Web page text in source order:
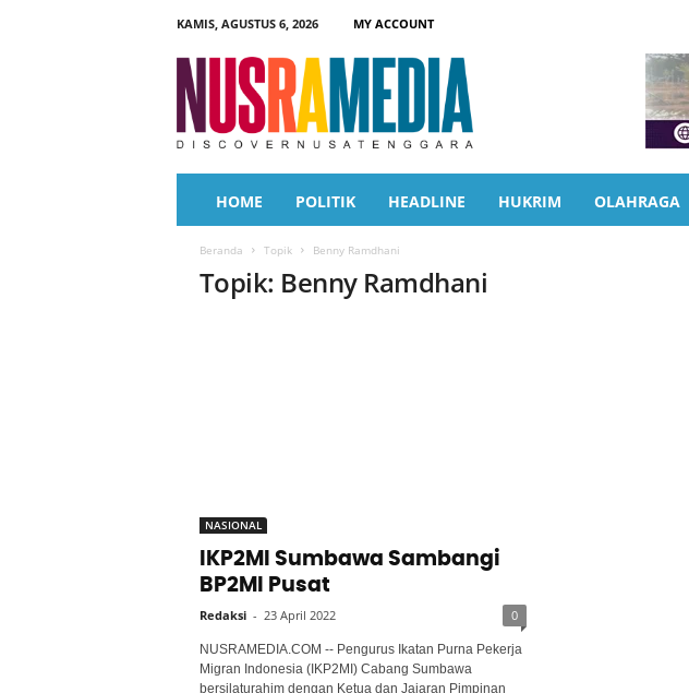
KAMIS, AGUSTUS 6, 2026
MY ACCOUNT
a
HOME POLITIK HEADLINE HUKRIM OLAHRAGA
Beranda Topik Benny Ramdhani
Topik: Benny Ramdhani
NASIONAL
IKP2MI Sumbawa Sambangi
BP2MI Pusat
Redaksi - 23 April 2022 0
NUSRAMEDIA.COM -- Pengurus Ikatan Purna Pekerja
Migran Indonesia (IKP2MI) Cabang Sumbawa
bersilaturahim dengan Ketua dan Jajaran Pimpinan